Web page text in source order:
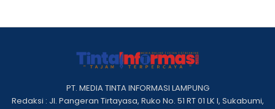
PT. MEDIA TINTA INFORMASI LAMPUNG
Redaksi : Jl. Pangeran Tirtayasa, Ruko No. 51 RT 01 LK I, Sukabumi,